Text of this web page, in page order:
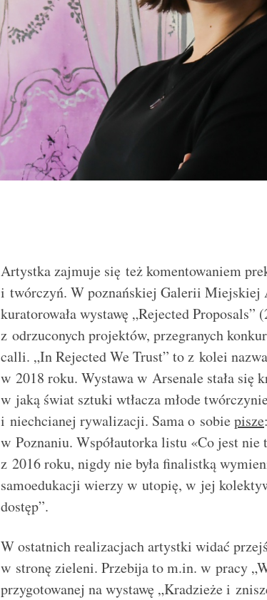
Artystka zajmuje się też komentowaniem
i twórczyń. W poznańskiej Galerii Miejskiej
kuratorowała wystawę „Rejected Proposals”
z odrzuconych projektów, przegranych
calli. „In Rejected We Trust” to z kolei
w 2018 roku. Wystawa w Arsenale stała się
w jaką świat sztuki wtłacza młode
i niechcianej rywalizacji. Sama o sobiepisze
w Poznaniu. Współautorka listu «Co jest
z 2016 roku, nigdy nie była finalistką
samoedukacji wierzy w utopię, w jej
dostęp”.
W ostatnich realizacjach artystki widać
w stronę zieleni. Przebija to m.in. w pracy
przygotowanej na wystawę „Kradzieże i